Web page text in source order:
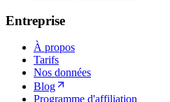
Entreprise
À propos
Tarifs
Nos données
Blog
Programme d'affiliation